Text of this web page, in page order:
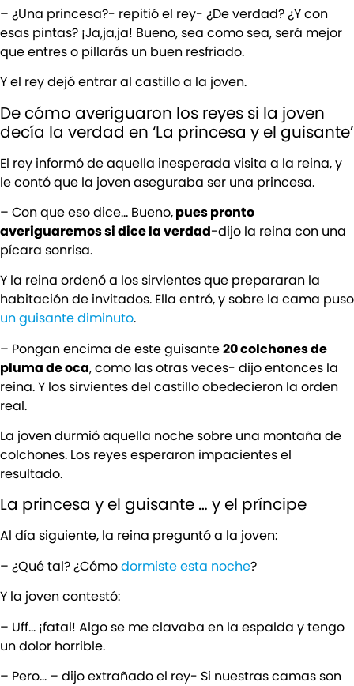
– ¿Una princesa?- repitió el rey- ¿De verdad? ¿Y con
esas pintas? ¡Ja,ja,ja! Bueno, sea como sea, será mejor
que entres o pillarás un buen resfriado.
Y el rey dejó entrar al castillo a la joven.
De cómo averiguaron los reyes si la joven
decía la verdad en ‘La princesa y el guisante’
El rey informó de aquella inesperada visita a la reina, y
le contó que la joven aseguraba ser una princesa.
– Con que eso dice… Bueno,pues pronto
averiguaremos si dice la verdad-dijo la reina con una
pícara sonrisa.
Y la reina ordenó a los sirvientes que prepararan la
habitación de invitados. Ella entró, y sobre la cama puso
un guisante diminuto.
– Pongan encima de este guisante20 colchones de
pluma de oca, como las otras veces- dijo entonces la
reina. Y los sirvientes del castillo obedecieron la orden
real.
La joven durmió aquella noche sobre una montaña de
colchones. Los reyes esperaron impacientes el
resultado.
La princesa y el guisante … y el príncipe
Al día siguiente, la reina preguntó a la joven:
– ¿Qué tal? ¿Cómodormiste esta noche?
Y la joven contestó:
– Uff… ¡fatal! Algo se me clavaba en la espalda y tengo
un dolor horrible.
– Pero… – dijo extrañado el rey- Si nuestras camas son